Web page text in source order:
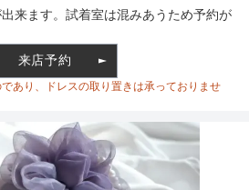
来ます。試着室は混みあうため予約が
来店予約
あり、ドレスの取り置きは承っておりませ